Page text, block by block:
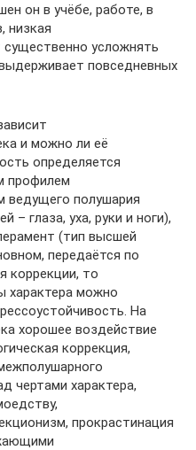
он в учёбе, работе, в
низкая
усложнять
повседневных
и можно ли её
определяется
профилем
ведущего полушария
– глаза, уха, руки и ноги),
(тип высшей
передаётся по
коррекции, то
характера можно
На
хорошее воздействие
коррекция,
чертами характера,
прокрастинация